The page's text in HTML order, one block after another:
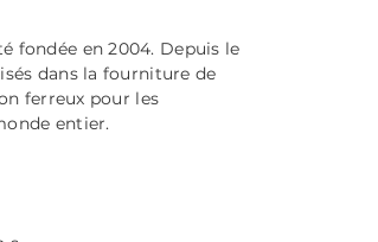
fondée en 2004. Depuis le
dans la fourniture de
ferreux pour les
entier.